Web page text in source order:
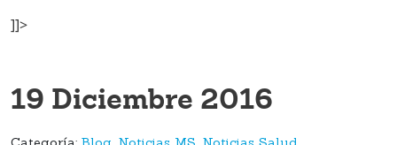
]]>
19 Diciembre 2016